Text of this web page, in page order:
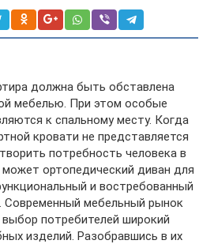
должна быть обставлена
мебелью. При этом особые
к спальному месту. Когда
кровати не представляется
потребность человека в
ортопедический диван для
и востребованный
Современный мебельный рынок
потребителей широкий
изделий. Разобравшись в их